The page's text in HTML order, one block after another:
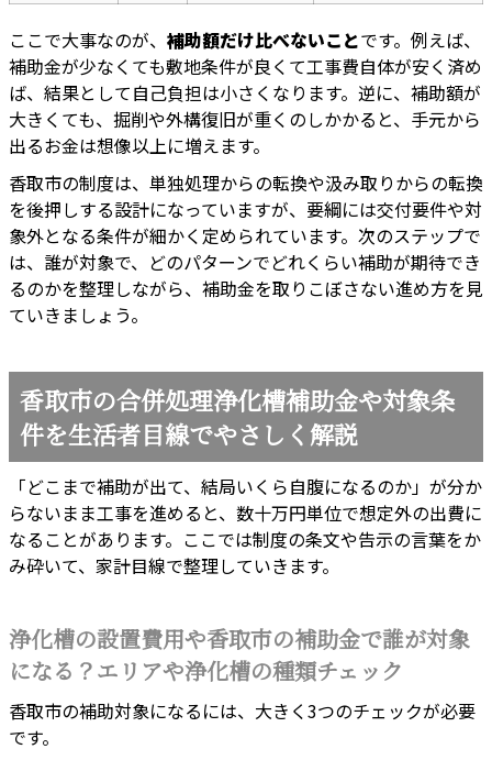
ここで大事なのが、 補助額だけ比べないことです。例えば、
補助金が少なくても敷地条件が良くて工事費自体が安く済め
ば、結果として自己負担は小さくなります。逆に、補助額が
大きくても、掘削や外構復旧が重くのしかかると、手元から
出るお金は想像以上に増えます。
香取市の制度は、単独処理からの転換や汲み取りからの転換
を後押しする設計になっていますが、要綱には交付要件や対
象外となる条件が細かく定められています。次のステップで
は、誰が対象で、どのパターンでどれくらい補助が期待でき
るのかを整理しながら、補助金を取りこぼさない進め方を見
ていきましょう。
香取市の合併処理浄化槽補助金や対象条
件を生活者目線でやさしく解説
「どこまで補助が出て、結局いくら自腹になるのか」が分か
らないまま工事を進めると、数十万円単位で想定外の出費に
なることがあります。ここでは制度の条文や告示の言葉をか
み砕いて、家計目線で整理していきます。
浄化槽の設置費用や香取市の補助金で誰が対象
になる？エリアや浄化槽の種類チェック
香取市の補助対象になるには、大きく3つのチェックが必要
です。